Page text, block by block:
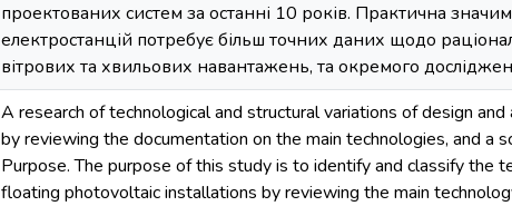
проектованих систем за останні 10 років. Практична
електростанцій потребує більш точних даних щодо
вітрових та хвильових навантажень, та окремого
A research of technological and structural variations of design
by reviewing the documentation on the main technologies, and
Purpose. The purpose of this study is to identify and classify the
floating photovoltaic installations by reviewing the main